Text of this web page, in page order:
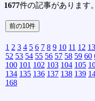
1677件の記事があります。
1 2 3 4 5 6 7 8 9 10 11 12 13
52 53 54 55 56 57 58 59 60
100 101 102 103 104 105
134 135 136 137 138 139
168